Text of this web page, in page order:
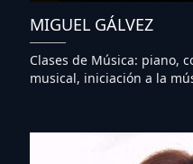
MIGUEL GÁLVEZ
Clases de Música: piano,
musical, iniciación a la